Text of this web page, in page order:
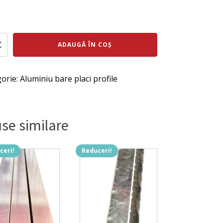
lei.
ADAUGĂ ÎN COȘ
Aluminiu bare placi profile
similare
Reduceri!